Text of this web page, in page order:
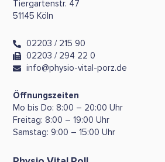
Tiergartenstr. 47
51145 Köln
02203 / 215 90
02203 / 294 22 0
info@physio-vital-porz.de
Öffnungszeiten
Mo bis Do: 8:00 – 20:00 Uhr
Freitag: 8:00 – 19:00 Uhr
Samstag: 9:00 – 15:00 Uhr